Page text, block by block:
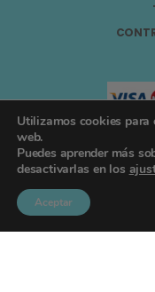
Utilizamos cookies para
web.
Puedes aprender más
desactivarlas en los
Aceptar